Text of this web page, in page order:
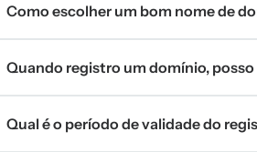
Como escolher um bom nome de
Quando registro um domínio,
Qual é o período de validade do